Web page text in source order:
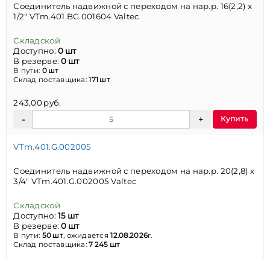
Соединитель надвижной с переходом на нар.р. 16(2,2) х
1/2" VTm.401.BG.001604 Valtec
Складской
Доступно:0 шт
В резерве:0 шт
В пути: 0 шт
Склад поставщика:171 шт
243,00 руб.
Купить
VTm.401.G.002005
Соединитель надвижной с переходом на нар.р. 20(2,8) х
3/4" VTm.401.G.002005 Valtec
Складской
Доступно:15 шт
В резерве:0 шт
В пути: 50 шт, ожидается12.08.2026г.
Склад поставщика:7 245 шт